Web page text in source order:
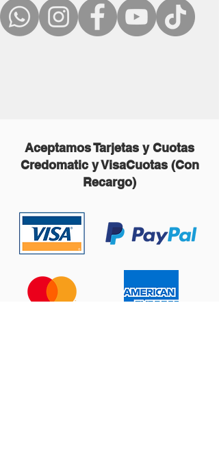
Aceptamos Tarjetas y Cuotas
Credomatic y VisaCuotas (Con
Recargo)